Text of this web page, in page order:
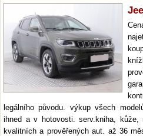
legálního původu. výkup všech
ihned a v hotovosti. serv.kniha,
kvalitních a prověřených aut. až 36